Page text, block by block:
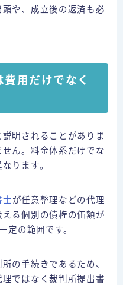
や、成立後の返済も必
用だけでなく
明されることがありま
ん。料金体系だけでな
ります。
士が任意整理などの代理
る個別の債権の価額が
定の範囲です。
の手続きであるため、
ではなく裁判所提出書